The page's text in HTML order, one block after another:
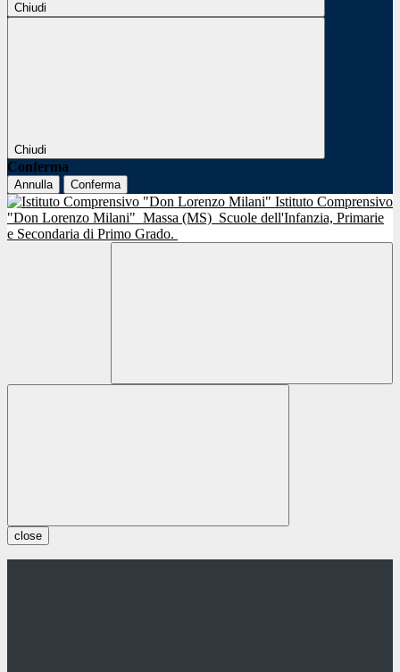
Chiudi
Chiudi
Conferma
Annulla Conferma
Istituto Comprensivo
"Don Lorenzo Milani" Massa (MS) Scuole dell'Infanzia, Primarie
e Secondaria di Primo Grado.
close